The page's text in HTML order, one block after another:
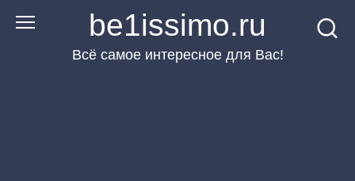
Перейти
be1issimo.ru
Всё самое интересное для Вас!